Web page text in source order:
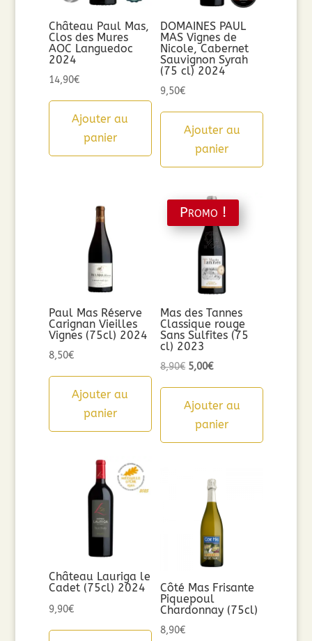
Château Paul Mas,
Clos des Mures
AOC Languedoc
2024
14,90€
Ajouter au
panier
DOMAINES PAUL
MAS Vignes de
Nicole, Cabernet
Sauvignon Syrah
(75 cl) 2024
9,50€
Ajouter au
panier
Paul Mas Réserve
Carignan Vieilles
Vignes (75cl) 2024
8,50€
Ajouter au
panier
Promo !
Mas des Tannes
Classique rouge
Sans Sulfites (75
cl) 2023
8,90€ Le
initial
était :
5,00€Le
actuel
est :
Ajouter au
panier
Château Lauriga le
Cadet (75cl) 2024
9,90€
Côté Mas Frisante
Piquepoul
Chardonnay (75cl)
8,90€